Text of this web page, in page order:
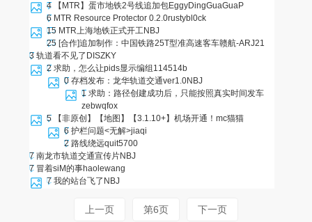
4
【MTR】蛋市地铁2号线追加包EggyDingGuaGuaP
6 MTR Resource Protector 0.2.0rustybl0ck
15 MTR上海地铁正式开工NBJ
25 [合作]追加制作：中国铁路25T型准高速客车赣航-ARJ21
3 轨道看不见了 DISZKY
2 求助，怎么让pids显示编组 114514b
0 存档发布：龙华轨道交通ver1.0NBJ
1 求助：路径创建成功后，只能按照真实时间发车
zebwqfox
5
【非原创】【地图】【3.1.10+】机场开通！ mc猫猫
6 护栏问题<无解>jiaqi
2 路线绕远quit5700
7 南龙市轨道交通宣传片NBJ
7 冒着siM的事haolewang
7 我的站台飞了 NBJ
上一页 第6页 下一页